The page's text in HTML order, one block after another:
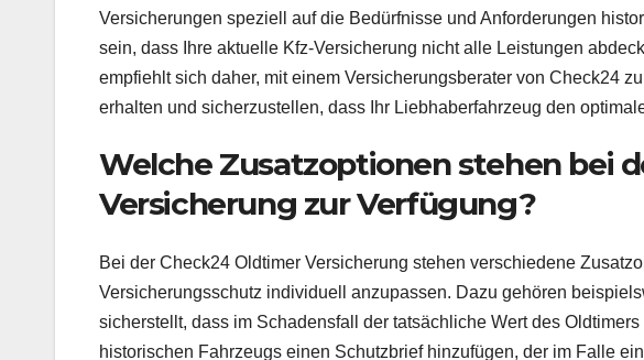
Versicherungen speziell auf die Bedürfnisse und Anforderungen
sein, dass Ihre aktuelle Kfz-Versicherung nicht alle Leistungen
empfiehlt sich daher, mit einem Versicherungsberater von Check24
erhalten und sicherzustellen, dass Ihr Liebhaberfahrzeug den
Welche Zusatzoptionen stehen bei
Versicherung zur Verfügung?
Bei der Check24 Oldtimer Versicherung stehen verschiedene
Versicherungsschutz individuell anzupassen. Dazu gehören
sicherstellt, dass im Schadensfall der tatsächliche Wert des
historischen Fahrzeugs einen Schutzbrief hinzufügen, der im Falle